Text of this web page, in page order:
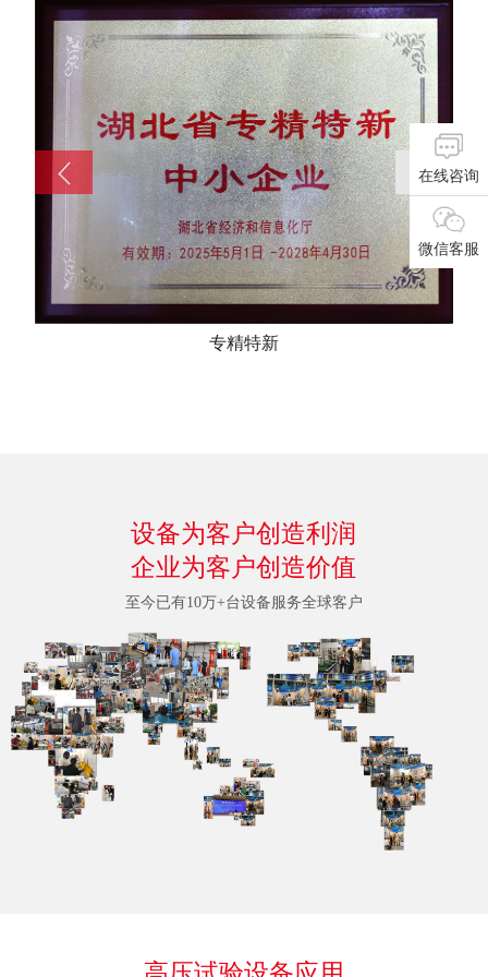
专精特新
设备为客户创造利润
企业为客户创造价值
至今已有10万+台设备服务全球客户
在线咨询
微信客服